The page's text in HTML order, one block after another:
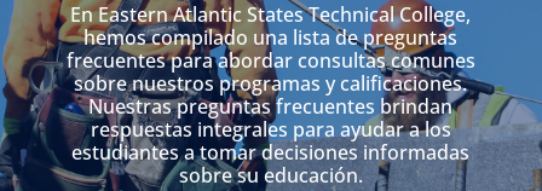
En Eastern Atlantic States Technical College,
hemos compilado una lista de preguntas
frecuentes para abordar consultas comunes
sobre nuestros programas y calificaciones.
Nuestras preguntas frecuentes brindan
respuestas integrales para ayudar a los
estudiantes a tomar decisiones informadas
sobre su educación.